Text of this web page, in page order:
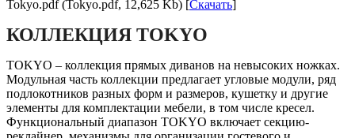
Tokyo.pdf (Tokyo.pdf, 12,625 Kb) [Скачать]
КОЛЛЕКЦИЯ TOKYO
TOKYO – коллекция прямых диванов на невысоких ножках.
Модульная часть коллекции предлагает угловые модули, ряд
подлокотников разных форм и размеров, кушетку и другие
элементы для комплектации мебели, в том числе кресел.
Функциональный диапазон TOKYO включает секцию-